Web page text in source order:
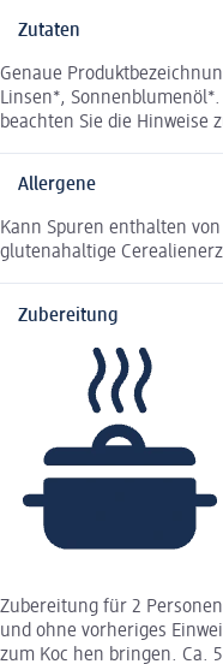
Zutaten
Genaue
Linsen*,
beachten Sie die Hinweise
Allergene
Kann Spuren enthalten
glutenahaltige
Zubereitung
Zubereitung für 2
und ohne vorheriges
zum Koc hen bringen. Ca.